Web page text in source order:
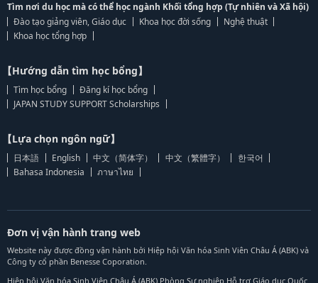
Tìm nơi du học mà có thể học ngành Khối tổng hợp (Tự nhiên và Xã hội)
Đào tạo giảng viên, Giáo dục
Khoa học đời sống
Nghệ thuật
Khoa học tổng hợp
【Hướng dẫn tìm học bổng】
Tìm học bổng
Đăng kí học bổng
JAPAN STUDY SUPPORT Scholarships
【Lựa chọn ngôn ngữ】
日本語 English 中文（简体字） 中文（繁體字）
한국어
Bahasa Indonesia
ภาษาไทย
Đơn vị vận hành trang web
Website này được đồng vận hành bởi Hiệp hội Văn hóa Sinh Viên Châu Á (ABK) và
Công ty cổ phần Benesse Coporation.
Hiệp hội Văn hóa Sinh Viên Châu Á (ABK) Phòng Sự nghiệp Hỗ trợ Giáo dục Quốc